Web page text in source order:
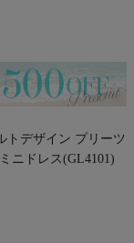
トデザイン プリーツ
ニドレス(GL4101)